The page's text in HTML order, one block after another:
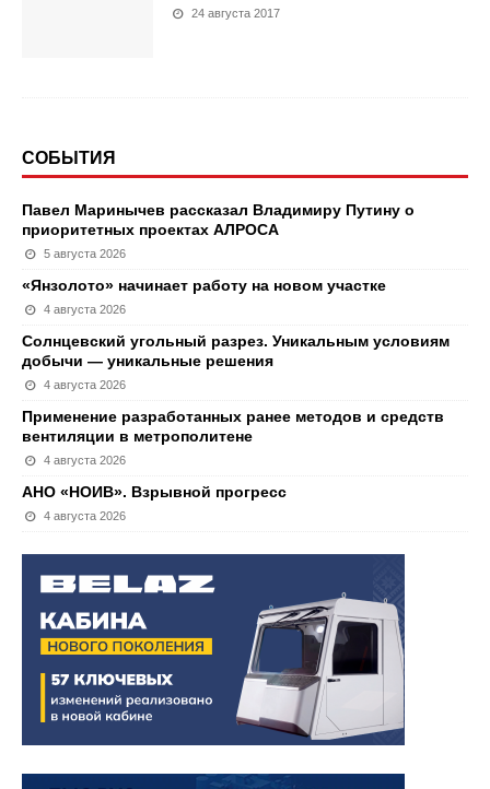
24 августа 2017
СОБЫТИЯ
Павел Маринычев рассказал Владимиру Путину о
приоритетных проектах АЛРОСА
5 августа 2026
«Янзолото» начинает работу на новом участке
4 августа 2026
Солнцевский угольный разрез. Уникальным условиям
добычи — уникальные решения
4 августа 2026
Применение разработанных ранее методов и средств
вентиляции в метрополитене
4 августа 2026
АНО «НОИВ». Взрывной прогресс
4 августа 2026